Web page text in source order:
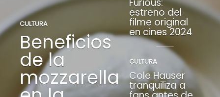
CULTURA
Beneficios
de la
mozzarella
estreno del
filme original
en cines 2024
CULTURA
Cole Hauser
tranquiliza a